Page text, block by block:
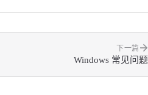
下一篇
Windows 常见问题